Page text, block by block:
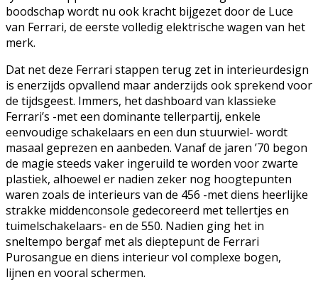
boodschap wordt nu ook kracht bijgezet door de Luce
van Ferrari, de eerste volledig elektrische wagen van het
merk.
Dat net deze Ferrari stappen terug zet in interieurdesign
is enerzijds opvallend maar anderzijds ook sprekend voor
de tijdsgeest. Immers, het dashboard van klassieke
Ferrari’s -met een dominante tellerpartij, enkele
eenvoudige schakelaars en een dun stuurwiel- wordt
masaal geprezen en aanbeden. Vanaf de jaren ’70 begon
de magie steeds vaker ingeruild te worden voor zwarte
plastiek, alhoewel er nadien zeker nog hoogtepunten
waren zoals de interieurs van de 456 -met diens heerlijke
strakke middenconsole gedecoreerd met tellertjes en
tuimelschakelaars- en de 550. Nadien ging het in
sneltempo bergaf met als dieptepunt de Ferrari
Purosangue en diens interieur vol complexe bogen,
lijnen en vooral schermen.